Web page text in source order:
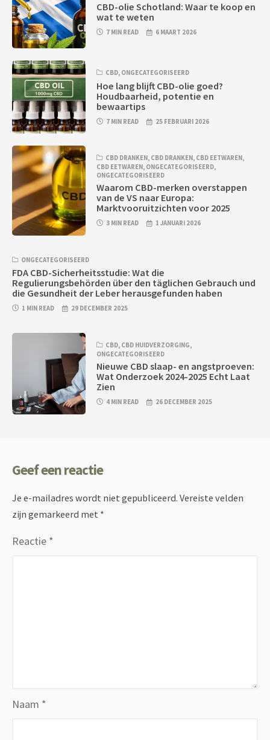
CBD-olie Schotland: Waar te koop en
wat te weten
7 MIN READ 6 MAART 2026
CBD, ONGECATEGORISEERD
Hoe lang blijft CBD-olie goed?
Houdbaarheid, potentie en
bewaartips
7 MIN READ 25 FEBRUARI 2026
CBD DRANKEN, CBD DRANKEN, CBD EETWAREN,
CBD EETWAREN, ONGECATEGORISEERD,
ONGECATEGORISEERD
Waarom CBD-merken overstappen
van de VS naar Europa:
Marktvooruitzichten voor 2025
3 MIN READ 1 JANUARI 2026
ONGECATEGORISEERD
FDA CBD-Sicherheitsstudie: Wat die
Regulierungsbehörden über den täglichen Gebrauch und
die Gesundheit der Leber herausgefunden haben
1 MIN READ 29 DECEMBER 2025
CBD, CBD HUIDVERZORGING,
ONGECATEGORISEERD
Nieuwe CBD slaap- en angstproeven:
Wat Onderzoek 2024-2025 Echt Laat
Zien
4 MIN READ 26 DECEMBER 2025
Geef een reactie
Je e-mailadres wordt niet gepubliceerd. Vereiste velden
zijn gemarkeerd met *
Reactie *
Naam *